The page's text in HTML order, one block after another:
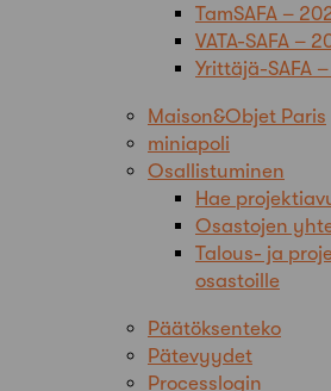
TamSAFA –
VATA-SAFA –
Yrittäjä-SAFA
Maison&Objet Paris
miniapoli
Osallistuminen
Hae
Osastojen
Talous- ja
osastoille
Päätöksenteko
Pätevyydet
Processlogin